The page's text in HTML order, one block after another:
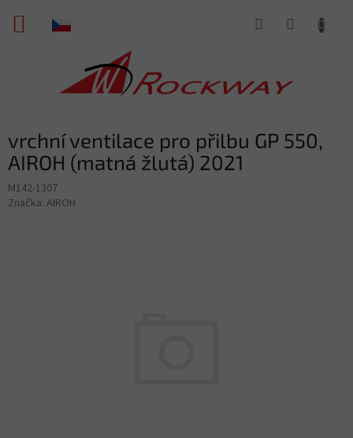
obsah
NÁKUPNÍ
vrchní ventilace pro přilbu GP 550,
AIROH (matná žlutá) 2021
M142-1307
Značka: AIROH